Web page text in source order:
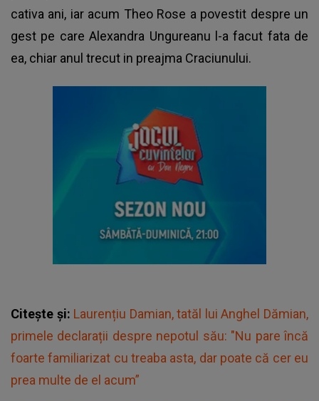
cativa ani, iar acum Theo Rose a povestit despre un
gest pe care Alexandra Ungureanu l-a facut fata de
ea, chiar anul trecut in preajma Craciunului.
Citește și: Laurențiu Damian, tatăl lui Anghel Dămian,
primele declarații despre nepotul său: "Nu pare încă
foarte familiarizat cu treaba asta, dar poate că cer eu
prea multe de el acum”